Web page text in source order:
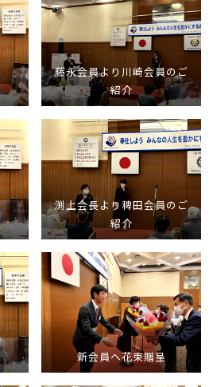
藤永会員より川崎会員のご
紹介
渕上会長より稗田会員のご
紹介
新会員へ花束贈呈